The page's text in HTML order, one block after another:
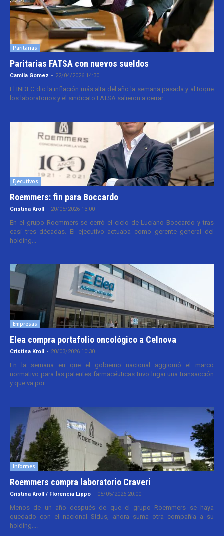
Paritarias
Paritarias FATSA con nuevos sueldos
Camila Gomez - 22/04/2026 14:30
El INDEC dio la inflación más alta del año la semana pasada y al toque
los laboratorios y el sindicato FATSA salieron a cerrar...
Ejecutivos
Roemmers: fin para Boccardo
Cristina Kroll - 20/05/2026 13:00
En el grupo Roemmers se cerró el ciclo de Luciano Boccardo y tras
casi tres décadas. El ejecutivo actuaba como gerente general del
holding...
Empresas
Elea compra portafolio oncológico a Celnova
Cristina Kroll - 20/03/2026 10:30
En la semana en que el gobierno nacional aggiornó el marco
normativo para las patentes farmacéuticas tuvo lugar una transacción
y que va por...
Informes
Roemmers compra laboratorio Craveri
Cristina Kroll / Florencia Lippo - 05/05/2026 20:00
Menos de un año después de que el grupo Roemmers se haya
quedado con el nacional Sidus, ahora suma otra compañía a su
holding....